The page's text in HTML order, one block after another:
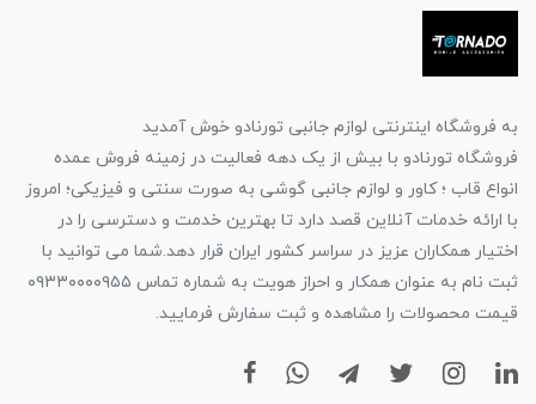
به فروشگاه اینترنتی لوازم جانبی تورنادو خوش آمدید
فروشگاه تورنادو با بیش از یک دهه فعالیت در زمینه فروش عمده
انواع قاب ؛ کاور و لوازم جانبی گوشی به صورت سنتی و فیزیکی؛ امروز
با ارائه خدمات آنلاین قصد دارد تا بهترین خدمت و دسترسی را در
اختیار همکاران عزیز در سراسر کشور ایران قرار دهد.شما می توانید با
ثبت نام به عنوان همکار و احراز هویت به شماره تماس ۰۹۳۳۰۰۰۰۹۵۵
قیمت محصولات را مشاهده و ثبت سفارش فرمایید.